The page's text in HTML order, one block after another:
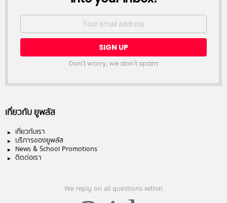
Email
Don't worry, we don't spam
เกี่ยวกับ ยูพลัส
เกี่ยวกับเรา
บริการของยูพลัส
News & School Promotions
ติดต่อเรา
We reply on all questions within